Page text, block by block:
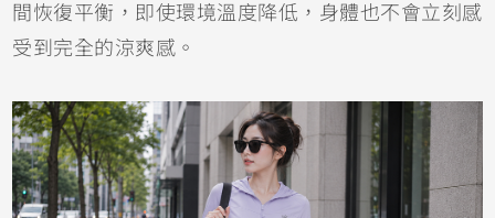
間恢復平衡，即使環境溫度降低，身體也不會立刻感
受到完全的涼爽感。